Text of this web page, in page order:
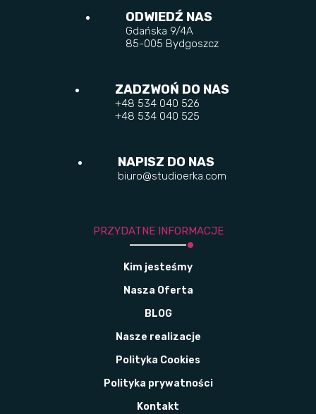
ODWIEDŹ NAS
Gdańska 9/4A
85-005 Bydgoszcz
ZADZWOŃ DO NAS
+48 534 040 526
+48 534 040 525
NAPISZ DO NAS
biuro@studioerka.com
PRZYDATNE INFORMACJE
Kim jesteśmy
Nasza Oferta
BLOG
Nasze realizacje
Polityka Cookies
Polityka prywatności
Kontakt